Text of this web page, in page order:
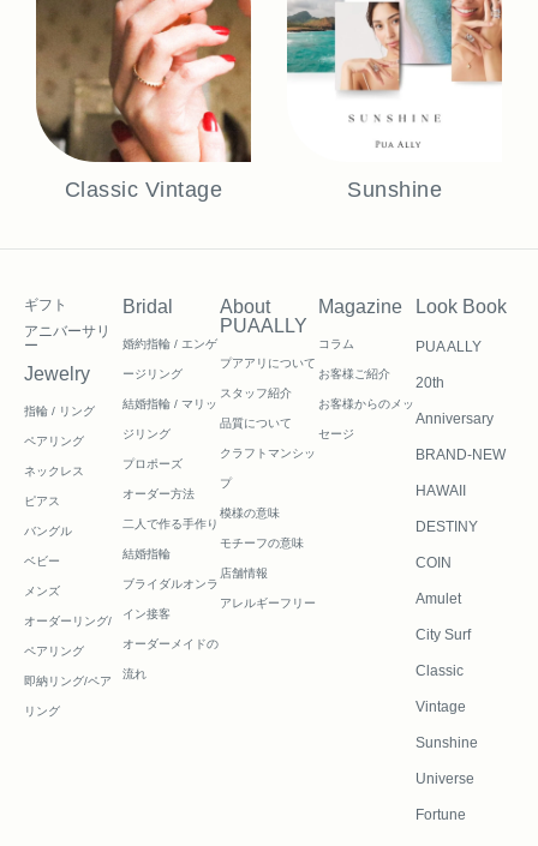
Classic Vintage Sunshine
ギフト
アニバーサリ
ー
Jewelry
指輪 / リング
ペアリング
ネックレス
ピアス
バングル
ベビー
メンズ
オーダーリング/
ペアリング
即納リング/ペア
リング
Bridal
婚約指輪 / エンゲ
ージリング
結婚指輪 / マリッ
ジリング
プロポーズ
オーダー方法
二人で作る手作り
結婚指輪
ブライダルオンラ
イン接客
オーダーメイドの
流れ
About
PUAALLY
プアアリについて
スタッフ紹介
品質について
クラフトマンシッ
プ
模様の意味
モチーフの意味
店舗情報
アレルギーフリー
Magazine
コラム
お客様ご紹介
お客様からのメッ
セージ
Look Book
PUA ALLY
20th
Anniversary
BRAND-NEW
HAWAII
DESTINY
COIN
Amulet
City Surf
Classic
Vintage
Sunshine
Universe
Fortune